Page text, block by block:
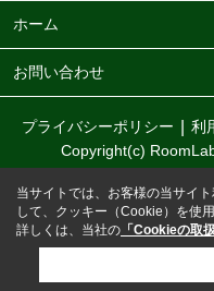
ホーム
お問い合わせ
プライバシーポリシー 利
Copyright(c)
当サイトでは、お客様の当サイ
して、クッキー（Cookie）を使用
詳しくは、当社の 「Cookieの取